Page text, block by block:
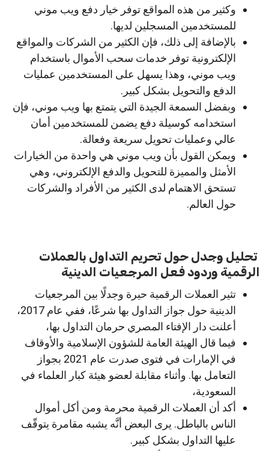
وكثير من هذه المواقع توفر خيار دفع ويب موني
للمستخدمين المسجلين لديها.
بالإضافة إلى ذلك، فإن الكثير من الشركات والمواقع
الإلكترونية توفر خدمات سحب الأموال باستخدام
ويب موني، وهذا يسهل على المستخدمين عمليات
الدفع والتحويل بشكل كبير.
وبفضل السمعة الجيدة التي يتمتع بها ويب موني، فإن
استخدامه كوسيلة دفع يضمن للمستخدمين أمان
عالي وعمليات تحويل سريعة وفعالة.
ويمكن القول بأن ويب موني هي واحدة من الخيارات
الأمثل والمميزة للتحويل والدفع الإلكتروني، وهي
تستحق الاهتمام لدى الكثير من الأفراد والشركات
حول العالم.
تحليل وجدل حول تحريم التداول بالعملات
الرقمية وردود فعل المرجعيات الدينية
تثير العملات الرقمية حيرة وجدلًا بين المرجعيات
الدينية حول جواز التداول بها شرعًا، ففي عام 2017،
أعلنت دار الإفتاء المصري حرمان التداول بها،
فيما قال الهيئة العامة للشؤون الإسلامية والأوقاف
في الإمارات في فتوى صدرت عام 2021 بجواز
التعامل بها. وأثناء مقابلة لعضو هيئة كبار العلماء في
السعودية،
أكد أن العملات الرقمية محرمة ومن أكل أموال
الناس بالباطل. يرى البعض أنَّه يشبه مقامرة يتوقّف
عليها التداول بشكل كبير.